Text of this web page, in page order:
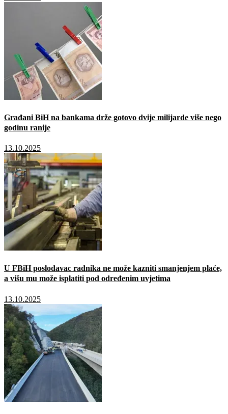
Građani BiH na bankama drže gotovo dvije milijarde više nego
godinu ranije
13.10.2025
U FBiH poslodavac radnika ne može kazniti smanjenjem plaće,
a višu mu može isplatiti pod određenim uvjetima
13.10.2025